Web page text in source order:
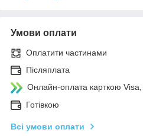
Умови оплати
Оплатити частинами
Післяплата
Онлайн-оплата карткою
Готівкою
Всі умови оплати